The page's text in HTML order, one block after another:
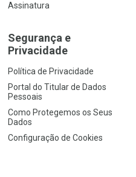
Assinatura
Segurança e
Privacidade
Política de Privacidade
Portal do Titular de Dados
Pessoais
Como Protegemos os Seus
Dados
Configuração de Cookies